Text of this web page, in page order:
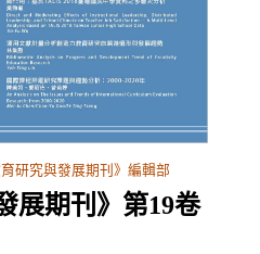
育研究與發展期刊》編輯部
展期刊》第19卷